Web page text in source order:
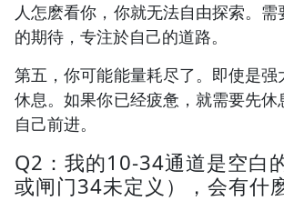
人怎麽看你，你就无法自由探索。需
的期待，专注於自己的道路。
第五，你可能能量耗尽了。即使是
休息。如果你已经疲惫，就需要先休
自己前进。
Q2：我的10-34通道是空白
或闸门34未定义），会有什